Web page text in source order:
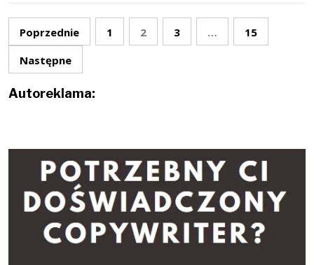
Stronicowanie
wpisów
Poprzednie 1 2 3 …
15
Następne
Autoreklama: